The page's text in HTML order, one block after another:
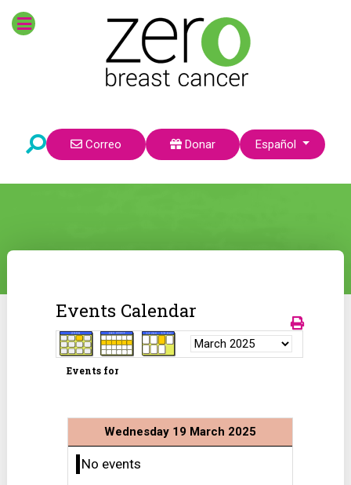
Correo Donar Seleccione su idioma
Español
Events Calendar
Events for
Wednesday 19 March 2025
No events